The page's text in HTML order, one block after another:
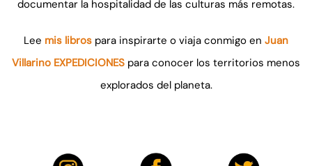
documentar la hospitalidad de las culturas más remotas.
Lee mis libros para inspirarte o viaja conmigo en Juan
Villarino EXPEDICIONES para conocer los territorios menos
explorados del planeta.